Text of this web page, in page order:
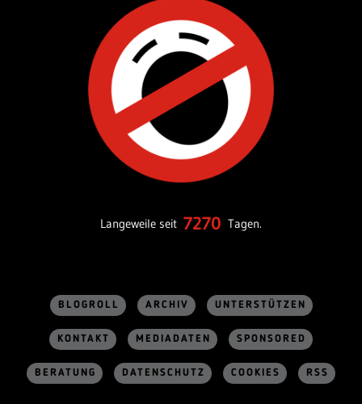
Langeweile seit 7270 Tagen.
BLOGROLL ARCHIV UNTERSTÜTZEN
KONTAKT MEDIADATEN SPONSORED
BERATUNG DATENSCHUTZ COOKIES RSS